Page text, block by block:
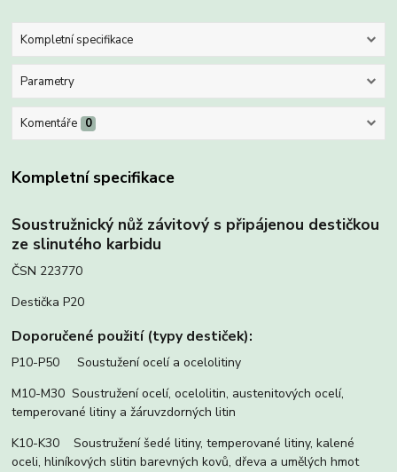
Kompletní specifikace
Parametry
Komentáře 0
Kompletní specifikace
Soustružnický nůž závitový s připájenou destičkou
ze slinutého karbidu
ČSN 223770
Destička P20
Doporučené použití (typy destiček):
P10-P50 Soustužení ocelí a ocelolitiny
M10-M30 Soustružení ocelí, ocelolitin, austenitových ocelí,
temperované litiny a žáruvzdorných litin
K10-K30 Soustružení šedé litiny, temperované litiny, kalené
oceli, hliníkových slitin barevných kovů, dřeva a umělých hmot